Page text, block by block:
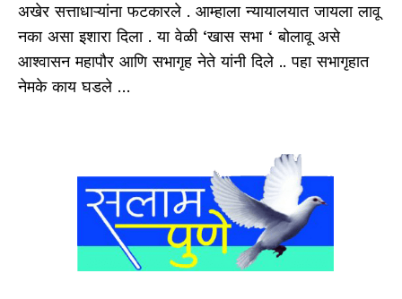
अखेर सत्ताधाऱ्यांना फटकारले . आम्हाला न्यायालयात जायला लावू
नका असा इशारा दिला . या वेळी ‘खास सभा ‘ बोलावू असे
आश्वासन महापौर आणि सभागृह नेते यांनी दिले .. पहा सभागृहात
नेमके काय घडले …